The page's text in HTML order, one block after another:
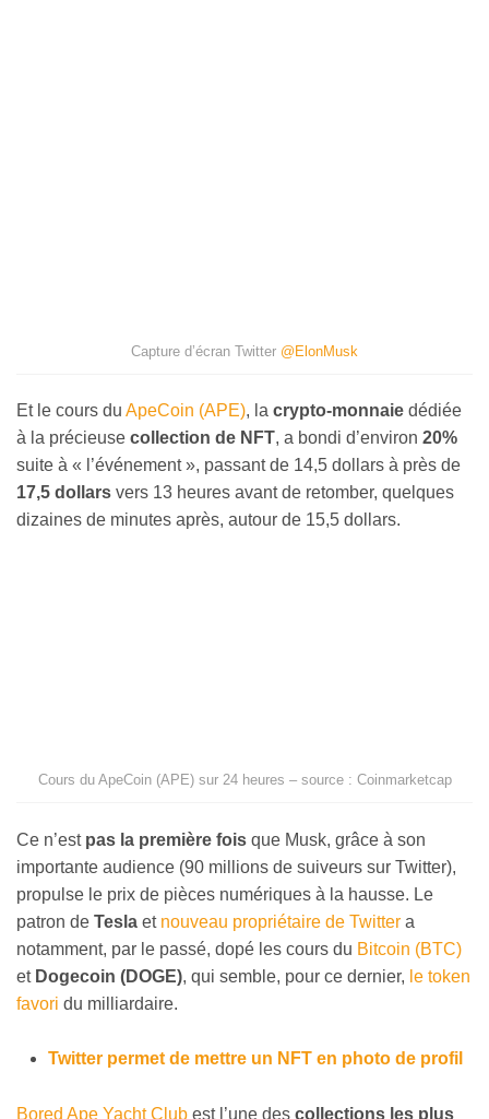
Capture d’écran Twitter @ElonMusk
Et le cours du ApeCoin (APE), la crypto-monnaie dédiée
à la précieuse collection de NFT, a bondi d’environ 20%
suite à « l’événement », passant de 14,5 dollars à près de
17,5 dollars vers 13 heures avant de retomber, quelques
dizaines de minutes après, autour de 15,5 dollars.
Cours du ApeCoin (APE) sur 24 heures – source : Coinmarketcap
Ce n’est pas la première fois que Musk, grâce à son
importante audience (90 millions de suiveurs sur Twitter),
propulse le prix de pièces numériques à la hausse. Le
patron de Tesla et nouveau propriétaire de Twitter a
notamment, par le passé, dopé les cours du Bitcoin (BTC)
et Dogecoin (DOGE), qui semble, pour ce dernier, le token
favori du milliardaire.
Twitter permet de mettre un NFT en photo de profil
Bored Ape Yacht Club est l’une des collections les plus